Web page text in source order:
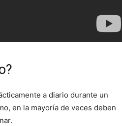
a diario durante un
en la mayoría de veces deben